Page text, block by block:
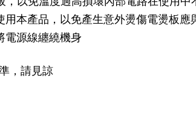
本產品，以免產生意外燙傷電燙板應
電源線纏繞機身
，請見諒